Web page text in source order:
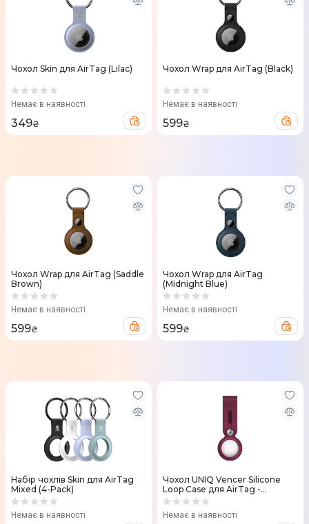
Чохол Skin для AirTag (Lilac)
Немає в наявності
349₴
Чохол Wrap для AirTag (Black)
Немає в наявності
599₴
Чохол Wrap для AirTag (Saddle
Brown)
Немає в наявності
599₴
Чохол Wrap для AirTag
(Midnight Blue)
Немає в наявності
599₴
Набір чохлів Skin для AirTag
Mixed (4-Pack)
Немає в наявності
Чохол UNIQ Vencer Silicone
Loop Case для AirTag -
BURGUNDY (Maroon)
Немає в наявності